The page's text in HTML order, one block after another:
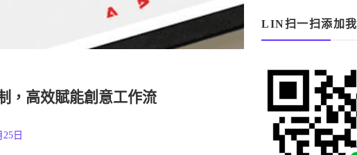
，高效賦能創意工作流
25日
LIN扫一扫添加我